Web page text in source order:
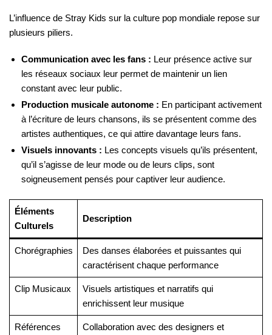
L’influence de Stray Kids sur la culture pop mondiale repose sur
plusieurs piliers.
Communication avec les fans : Leur présence active sur
les réseaux sociaux leur permet de maintenir un lien
constant avec leur public.
Production musicale autonome : En participant activement
à l’écriture de leurs chansons, ils se présentent comme des
artistes authentiques, ce qui attire davantage leurs fans.
Visuels innovants : Les concepts visuels qu’ils présentent,
qu’il s’agisse de leur mode ou de leurs clips, sont
soigneusement pensés pour captiver leur audience.
Éléments
Culturels
Description
Chorégraphies
Des danses élaborées et puissantes qui
caractérisent chaque performance
Clip Musicaux
Visuels artistiques et narratifs qui
enrichissent leur musique
Références
Collaboration avec des designers et